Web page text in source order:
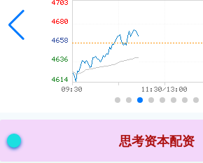
思考资本配资